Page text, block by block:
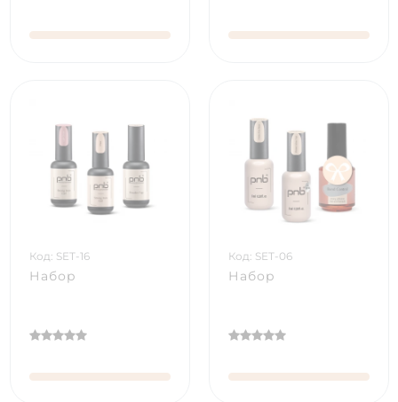
Код: SET-16
Набор
Код: SET-06
Набор